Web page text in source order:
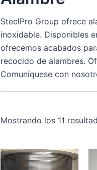
SteelPro Group ofrece
inoxidable. Disponibles
ofrecemos acabados
recocido de alambres.
Comuníquese con
Mostrando los 11